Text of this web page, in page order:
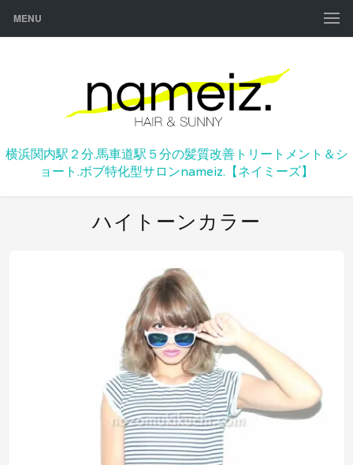
MENU
横浜関内駅２分.馬車道駅５分の髪質改善トリートメント＆シ
ョート.ボブ特化型サロンnameiz.【ネイミーズ】
ハイトーンカラー